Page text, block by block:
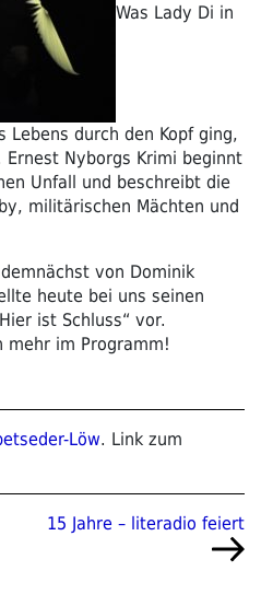
Was Lady Di in
Lebens durch den Kopf ging,
Nyborgs Krimi beginnt
Unfall und beschreibt die
militärischen Mächten und
von Dominik
heute bei uns seinen
ist Schluss“ vor.
mehr im Programm!
Löw. Link zum
Nächster
15 Jahre – literadio feiert